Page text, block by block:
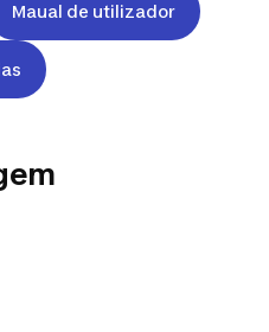
Maual de utilizador